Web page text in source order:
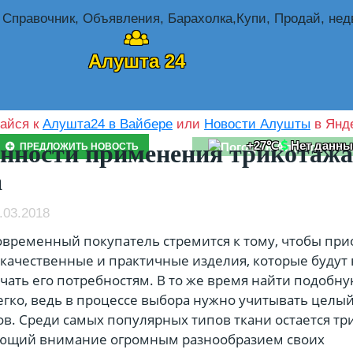
Алушта 24
ПРЕДЛОЖИТЬ НОВОСТЬ +27℃ Нет
к Алушта24 в Вайбереили Новости Алушты в
применения
покупатель стремится к тому, чтобы
и практичные изделия, которые будут
его потребностям. В то же время найти
ведь в процессе выбора нужно учитывать
Среди самых популярных типов ткани остается
внимание огромным разнообразием своих